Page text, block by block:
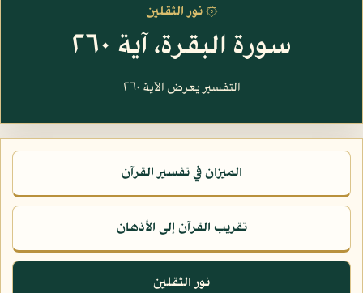
۞ نور الثقلين
سورة البقرة، آية ٢٦٠
التفسير يعرض الآية ٢٦٠
الميزان في تفسير القرآن
تقريب القرآن إلى الأذهان
نور الثقلين